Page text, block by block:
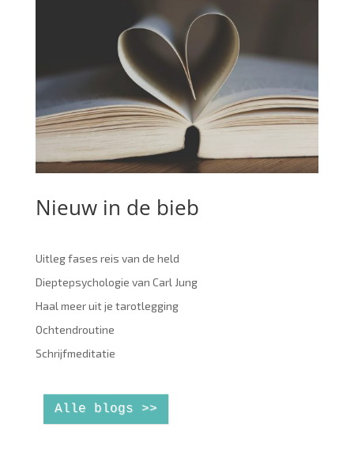
Nieuw in de bieb
Uitleg fases reis van de held
Dieptepsychologie van Carl Jung
Haal meer uit je tarotlegging
Ochtendroutine
Schrijfmeditatie
Alle blogs >>